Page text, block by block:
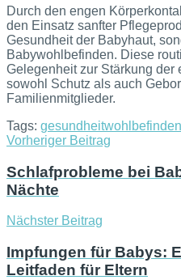
Durch den engen
den Einsatz sanfter
Gesundheit der Babyhaut,
Babywohlbefinden. Diese
Gelegenheit zur Stärkung
sowohl Schutz als auch
Familienmitglieder.
Tags: gesundheitwohlbefinden
Vorheriger Beitrag
Schlafprobleme bei
Nächte
Nächster Beitrag
Impfungen für Babys:
Leitfaden für Eltern